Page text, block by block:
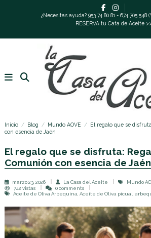
¿Necesitas ayuda? 953 74 80 81 - 674 705 548
RESERVA tu Cata de Aceite
Inicio Blog Mundo AOVE
El regalo que se
con esencia de Jaén
El regalo que se disfruta:
Comunión con esencia de Jaén
marzo 23, 2026 La Casa del Aceite Mundo
742 vistas
0 comments
Aceite de Oliva Arbequina, Aceite de Oliva picual,